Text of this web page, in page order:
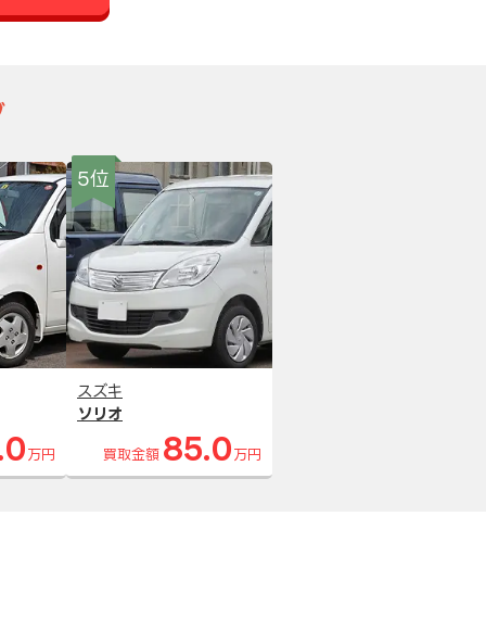
万円
5位
スズキ
ソリオ
買取金額 85.0 万円